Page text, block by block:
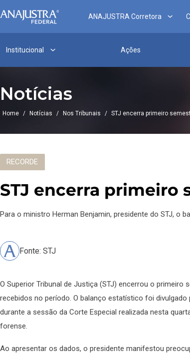
ANAJUSTRA Corretora
Institucional Ações
Notícias
Home / Notícias / Nos Tribunais / STJ encerra primeiro
RECORDE
STJ encerra primeiro
Para o ministro Herman Benjamin, presidente do STJ, o
Fonte: STJ
O Superior Tribunal de Justiça (STJ) encerrou o
recebidos no período. O balanço estatístico foi
durante a sessão da Corte Especial realizada nesta
forense.
Ao apresentar os dados, o presidente manifestou